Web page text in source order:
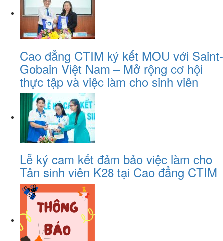
Cao đẳng CTIM ký kết MOU với Saint-
Gobain Việt Nam – Mở rộng cơ hội
thực tập và việc làm cho sinh viên
Lễ ký cam kết đảm bảo việc làm cho
Tân sinh viên K28 tại Cao đẳng CTIM